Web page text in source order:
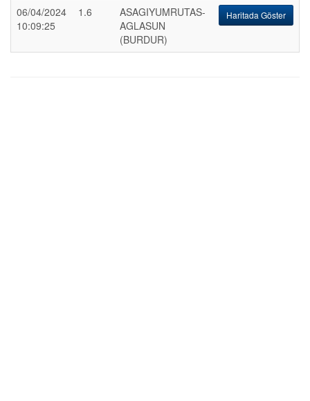
06/04/2024
10:09:25
1.6
ASAGIYUMRUTAS-
AGLASUN
(BURDUR)
Haritada Göster